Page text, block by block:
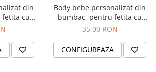
din
cu
cadou
Body bebe personalizat din
bumbac, pentru fetita cu
nume si inima, cadou pentru
35,00 RON
CONFIGUREAZA